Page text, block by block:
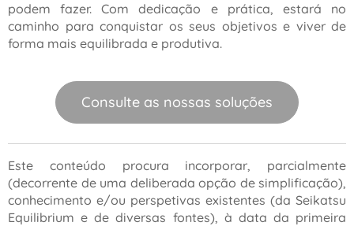
podem fazer. Com dedicação e prática, estará no
caminho para conquistar os seus objetivos e viver de
forma mais equilibrada e produtiva.
Consulte as nossas soluções
Este conteúdo procura incorporar, parcialmente
(decorrente de uma deliberada opção de simplificação),
conhecimento e/ou perspetivas existentes (da Seikatsu
Equilibrium e de diversas fontes), à data da primeira